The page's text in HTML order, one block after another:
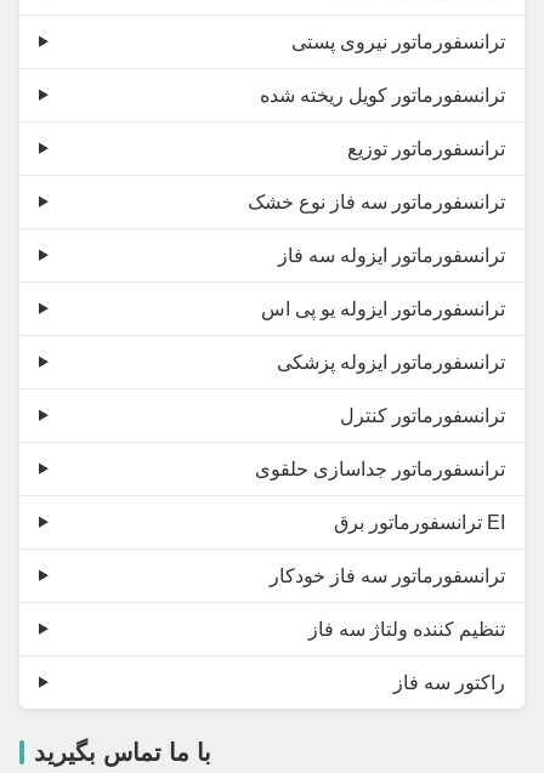
ترانسفورماتور نیروی پستی
ترانسفورماتور کویل ریخته شده
ترانسفورماتور توزیع
ترانسفورماتور سه فاز نوع خشک
ترانسفورماتور ایزوله سه فاز
ترانسفورماتور ایزوله یو پی اس
ترانسفورماتور ایزوله پزشکی
ترانسفورماتور کنترل
ترانسفورماتور جداسازی حلقوی
ترانسفورماتور برق EI
ترانسفورماتور سه فاز خودکار
تنظیم کننده ولتاژ سه فاز
راکتور سه فاز
با ما تماس بگیرید